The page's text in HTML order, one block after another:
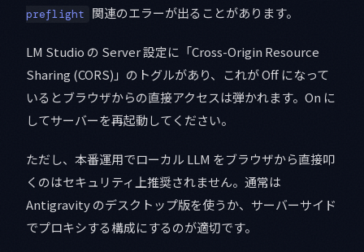
preflight
関連のエラーが出ることがあります。
LM Studio の Server 設定に「Cross-Origin Resource
Sharing (CORS)」のトグルがあり、これが Off になって
いるとブラウザからの直接アクセスは弾かれます。On に
してサーバーを再起動してください。
ただし、本番運用でローカル LLM をブラウザから直接叩
くのはセキュリティ上推奨されません。通常は
Antigravity のデスクトップ版を使うか、サーバーサイド
でプロキシする構成にするのが適切です。